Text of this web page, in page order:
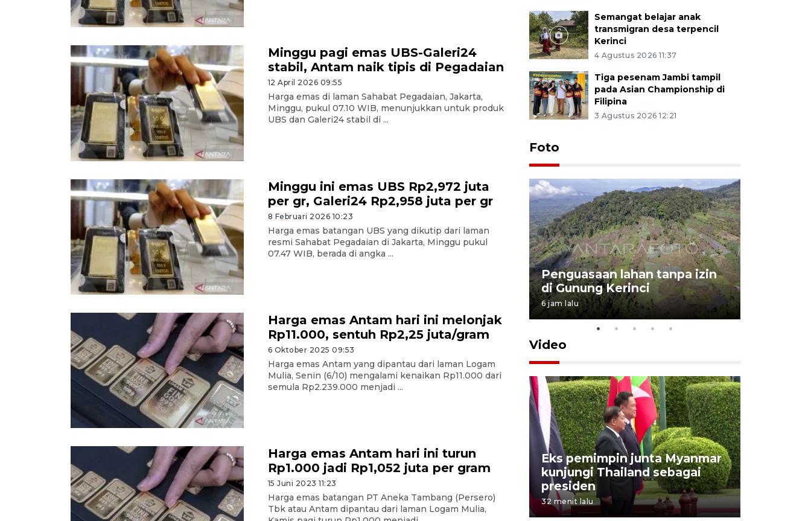
Minggu pagi emas UBS-Galeri24
stabil, Antam naik tipis di Pegadaian
12 April 2026 09:55
Harga emas di laman Sahabat Pegadaian, Jakarta,
Minggu, pukul 07.10 WIB, menunjukkan untuk produk
UBS dan Galeri24 stabil di ...
Minggu ini emas UBS Rp2,972 juta
per gr, Galeri24 Rp2,958 juta per gr
8 Februari 2026 10:23
Harga emas batangan UBS yang dikutip dari laman
resmi Sahabat Pegadaian di Jakarta, Minggu pukul
07.47 WIB, berada di angka ...
Harga emas Antam hari ini melonjak
Rp11.000, sentuh Rp2,25 juta/gram
6 Oktober 2025 09:53
Harga emas Antam yang dipantau dari laman Logam
Mulia, Senin (6/10) mengalami kenaikan Rp11.000 dari
semula Rp2.239.000 menjadi ...
Harga emas Antam hari ini turun
Rp1.000 jadi Rp1,052 juta per gram
15 Juni 2023 11:23
Harga emas batangan PT Aneka Tambang (Persero)
Tbk atau Antam dipantau dari laman Logam Mulia,
Semangat belajar anak
transmigran desa terpencil
Kerinci
4 Agustus 2026 11:37
Tiga pesenam Jambi tampil
pada Asian Championship di
Filipina
3 Agustus 2026 12:21
Foto
Penguasaan lahan tanpa izin
di Gunung Kerinci
6 jam lalu
Video
Program sejuta vaksin HPV
sasar ASN dan masyarakat di
Sulteng
17 jam lalu
Eks pemimpin junta Myanmar
kunjungi Thailand sebagai
presiden
32 menit lalu